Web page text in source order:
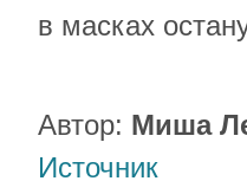
в масках
Автор: Миша
Источник